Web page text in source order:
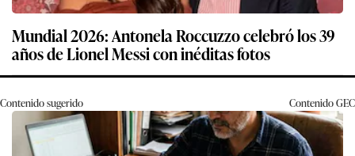
Mundial 2026: Antonela Roccuzzo celebró los 39
años de Lionel Messi con inéditas fotos
Contenido sugerido ContenidoGEC